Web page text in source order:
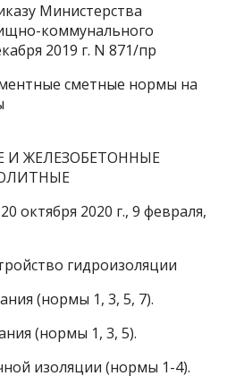
Министерства
коммунального
2019 г. N 871/пр
сметные нормы на
И ЖЕЛЕЗОБЕТОННЫЕ
октября 2020 г., 9 февраля,
гидроизоляции
(нормы 1, 3, 5, 7).
(нормы 1, 3, 5).
изоляции (нормы 1-4).